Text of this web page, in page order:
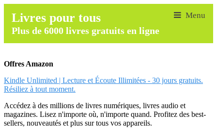
Livres pour tous
Plus de 6000 livres gratuits en ligne
Offres Amazon
Kindle Unlimited | Lecture et Écoute Illimitées - 30 jours gratuits.
Résiliez à tout moment.
Accédez à des millions de livres numériques, livres audio et
magazines. Lisez n'importe où, n'importe quand. Profitez des best-
sellers, nouveautés et plus sur tous vos appareils.